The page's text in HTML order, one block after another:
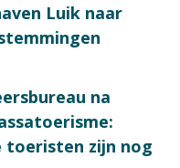
Luik naar
na
toeristen zijn nog